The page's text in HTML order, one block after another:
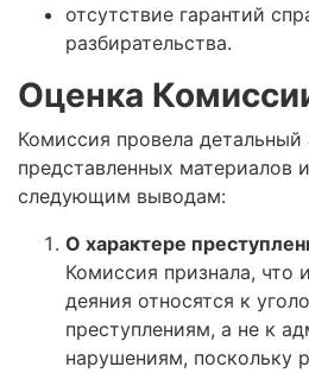
отсутствие гарантий
разбирательства.
Оценка
Комиссия провела детальный
представленных материалов
следующим выводам:
О характере
Комиссия признала, что
деяния относятся к
преступлениям, а не к
нарушениям, поскольку